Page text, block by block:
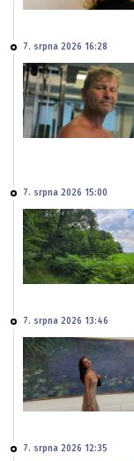
7. srpna 2026 16:28
7. srpna 2026 15:00
7. srpna 2026 13:46
7. srpna 2026 12:35